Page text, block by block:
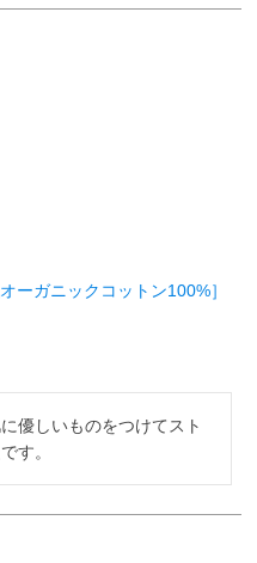
ーガニックコットン100%］
優しいものをつけてスト
す。